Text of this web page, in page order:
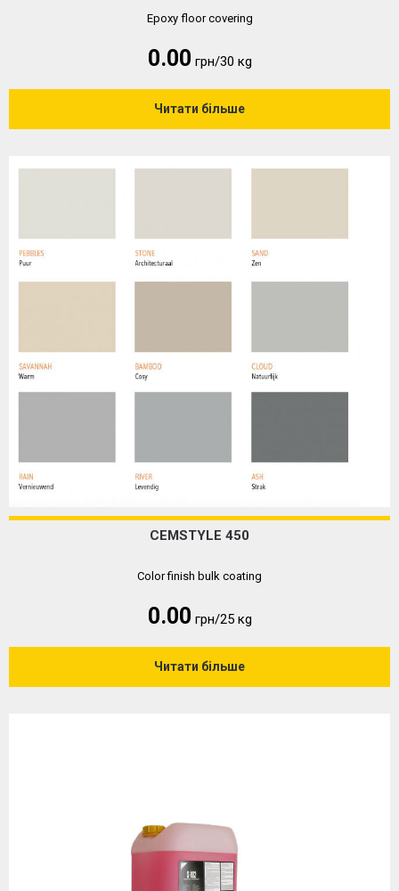
Epoxy floor covering
0.00 грн/30 кg
Читати більше
CEMSTYLE 450
Color finish bulk coating
0.00 грн/25 кg
Читати більше